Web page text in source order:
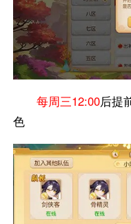
每周三12:00后提
色